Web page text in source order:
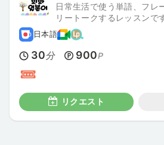
日常生活で使う単語、フレ
リートークするレッスンで
日本語
30分 900P
リクエスト